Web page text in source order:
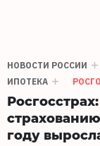
НОВОСТИ РОССИИ
ИПОТЕКА
году